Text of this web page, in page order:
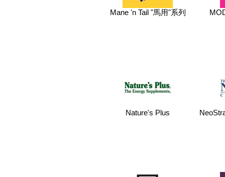
Mane 'n Tail "馬用"系列
Nature's Plus